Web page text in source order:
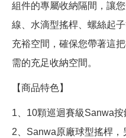
組件的專屬收納隔間，讓
線、水滴型搖桿、螺絲起
充裕空間，確保您帶著這
需的充足收納空間。
【商品特色】
1、10顆巡迴賽級Sanwa按
2、Sanwa原廠球型搖桿，